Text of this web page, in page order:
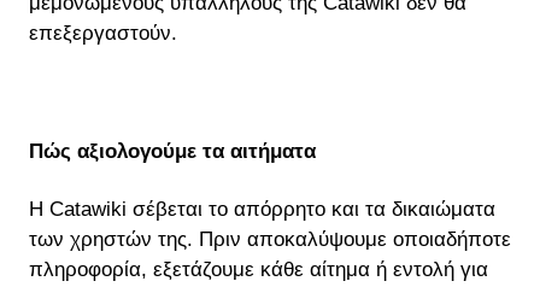
επεξεργαστούν.
Πώς αξιολογούμε τα αιτήματα
Η Catawiki σέβεται το απόρρητο και τα δικαιώματα
των χρηστών της. Πριν αποκαλύψουμε οποιαδήποτε
πληροφορία, εξετάζουμε κάθε αίτημα ή εντολή για